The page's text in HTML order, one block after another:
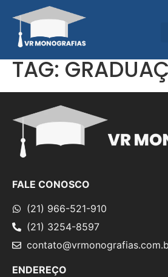
TAG:
FALE CONOSCO
(21) 966-521-910
(21) 3254-8597
ENDEREÇO